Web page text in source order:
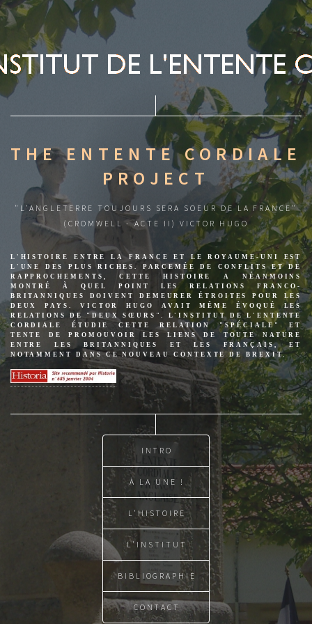
THE ENTENTE CORDIALE
PROJECT
"L'ANGLETERRE TOUJOURS SERA SOEUR DE LA FRANCE"
(CROMWELL - ACTE II) VICTOR HUGO
L'HISTOIRE ENTRE LA FRANCE ET LE ROYAUME-UNI EST
L'UNE DES PLUS RICHES. PARCEMÉE DE CONFLITS ET DE
RAPPROCHEMENTS, CETTE HISTOIRE A NÉANMOINS
MONTRÉ À QUEL POINT LES RELATIONS FRANCO-
BRITANNIQUES DOIVENT DEMEURER ÉTROITES POUR LES
DEUX PAYS. VICTOR HUGO AVAIT MÊME ÉVOQUÉ LES
RELATIONS DE "DEUX SŒURS". L'INSTITUT DE L'ENTENTE
CORDIALE ÉTUDIE CETTE RELATION "SPÉCIALE" ET
TENTE DE PROMOUVOIR LES LIENS DE TOUTE NATURE
ENTRE LES BRITANNIQUES ET LES FRANÇAIS, ET
NOTAMMENT DANS CE NOUVEAU CONTEXTE DE BREXIT.
INTRO
À LA UNE !
L'HISTOIRE
L'INSTITUT
BIBLIOGRAPHIE
CONTACT